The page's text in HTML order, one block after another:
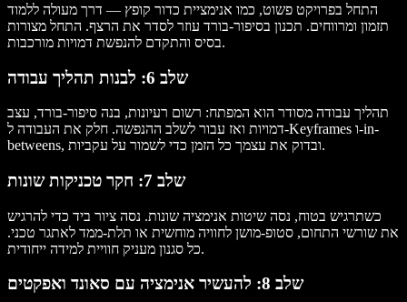
התחל בפרויקט פשוט, כמו אנימציית כדור קופץ — דרך מעולה ללמוד
תזמון ומרווחים. תכנון בסיפור-בורד עוזר לסדר את הרצף. התחל מצורות
בסיס והתקדם להנפשת דמויות מורכבות.
שלב 6: לבנות תהליך עבודה
תהליך עבודה מסודר הוא המפתח: רשום רעיונות, בנה סיפור-בורד, עצב
דמויות ואז עבור לשלב ההנפשה. חלק את העבודה ל-Keyframes ו-in-
betweens, ובדוק את עצמך כל הזמן כדי לשמור על עקביות.
שלב 7: חקר טכניקות שונות
כשתרגיש בטוח, נסה שיטות אנימציה שונות. נסה ציור ביד כדי להרגיש
את שורשי התחום, סטופ-מושן לחוויה מוחשית או תלת-ממד לאתגר טכני.
כל סגנון מעניק חוויית למידה ייחודית.
שלב 8: להעשיר אנימציה עם סאונד ואפקטים